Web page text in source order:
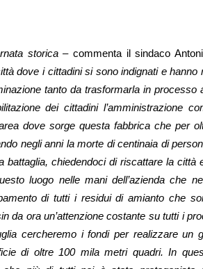
storica– commenta il sindaco
dove i cittadini si sono indignati e hanno
tanto da trasformarla in processo
dei cittadini l’amministrazione
dove sorge questa fabbrica che per
negli anni la morte di centinaia di
battaglia, chiedendoci di riscattare la città
luogo nelle mani dell’azienda che
di tutti i residui di amianto che
da ora un’attenzione costante su tutti i
cercheremo i fondi per realizzare un
di oltre 100 mila metri quadri. In